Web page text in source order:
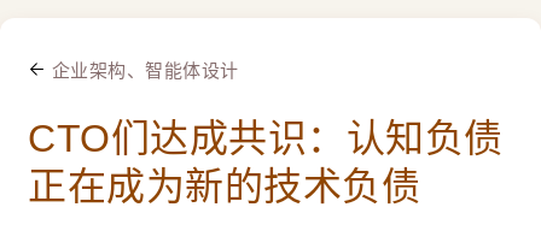
企业架构、智能体设计
CTO们达成共识：认知负债
正在成为新的技术负债